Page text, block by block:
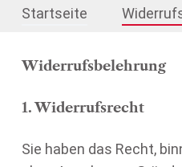
Startseite
Widerrufsbelehrung
1. Widerrufsrecht
Sie haben das Recht,